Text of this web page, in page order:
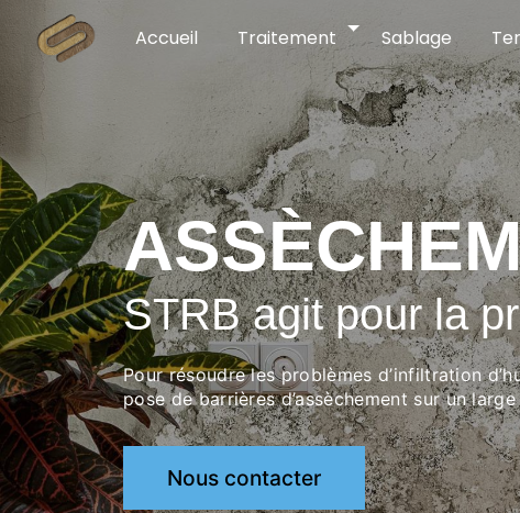
Accueil Traitement Sablage
STRB agit pour la
Pour résoudre les problèmes d’infiltration
pose de barrières d’assèchement sur un
Nous contacter
Panneau de gestion des cookies